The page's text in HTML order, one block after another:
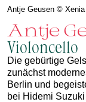
Antje Geusen ©
Antje
Violoncello
Die gebürtige
zunächst
Berlin und
bei Hidemi